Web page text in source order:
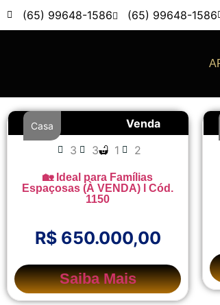
(65) 99648-1586 (65) 99648-1586
Venda
Casa
3 3 1 2
🏡 Ideal para Famílias
Espaçosas (À VENDA) l Cód.
1150
R$ 650.000,00
Saiba Mais